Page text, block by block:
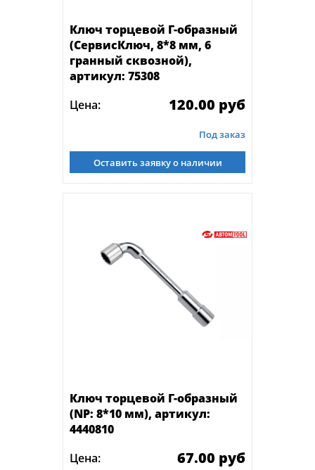
Ключ торцевой Г-образный
(СервисКлюч, 8*8 мм, 6
гранный сквозной),
артикул: 75308
Цена:
120.00 руб
Под заказ
Оставить заявку о наличии
Ключ торцевой Г-образный
(NP: 8*10 мм), артикул:
4440810
Цена:
67.00 руб